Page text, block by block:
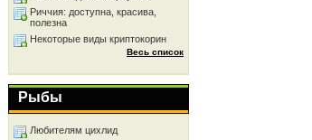
Риччия: доступна, красива,
полезна
Некоторые виды криптокорин
Весь список
Рыбы
Любителям цихлид